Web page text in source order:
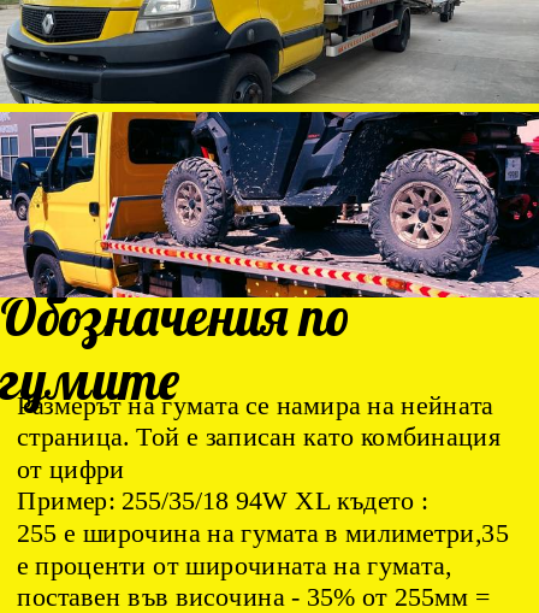
Размерът на гумата се намира на нейната
страница. Той е записан като комбинация
от цифри
Пример: 255/35/18 94W XL където :
255 е широчина на гумата в милиметри,35
е проценти от широчината на гумата,
поставен във височина - 35% от 255мм =
Обозначения по
гумите